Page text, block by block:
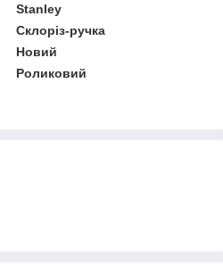
Stanley
Склоріз-ручка
Новий
Роликовий